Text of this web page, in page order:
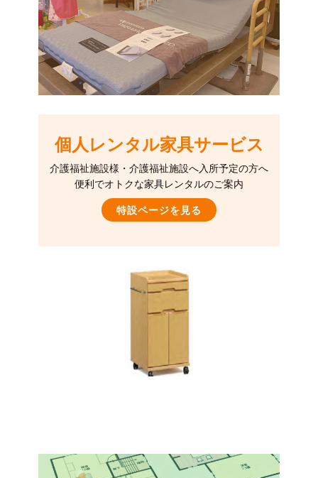
個人レンタル家具サービス
介護福祉施設様・介護福祉施設へ入所予定の方へ
便利でオトクな家具レンタルのご案内
特設ページを見る